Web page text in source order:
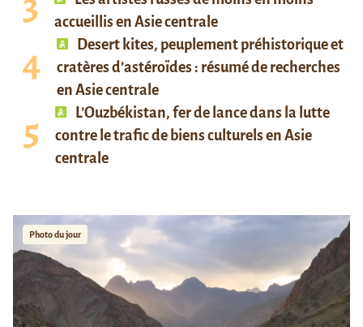
accueillis en Asie centrale
Desert kites, peuplement préhistorique et
cratères d’astéroïdes : résumé de recherches
en Asie centrale
L’Ouzbékistan, fer de lance dans la lutte
contre le trafic de biens culturels en Asie
centrale
Photo du jour